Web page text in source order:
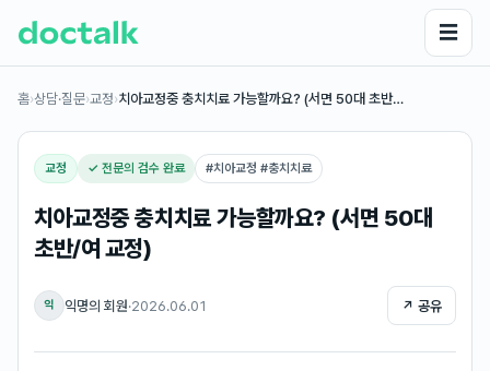
☰
홈›상담·질문›교정›치아교정중 충치치료 가능할까요? (서면 50대 초반…
교정 ✓ 전문의 검수 완료 #치아교정 #충치치료
치아교정중 충치치료 가능할까요? (서면 50대
초반/여 교정)
익 익명의 회원·2026.06.01 ↗ 공유